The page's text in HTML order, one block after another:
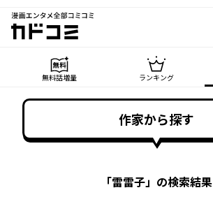
漫画エンタメ全部コミコミ
カドコミ
無料話増量 ランキング
作家から探す
「雷雷子」の検索結果